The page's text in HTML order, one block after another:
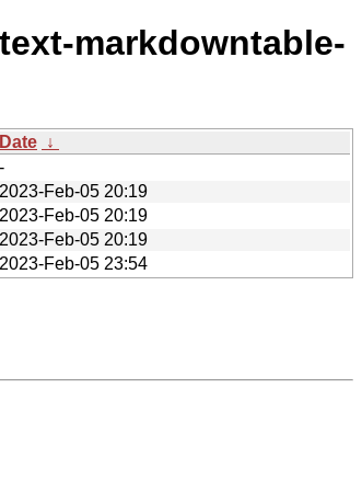
markdowntable-
Date ↓
-
2023-Feb-05 20:19
2023-Feb-05 20:19
2023-Feb-05 20:19
2023-Feb-05 23:54